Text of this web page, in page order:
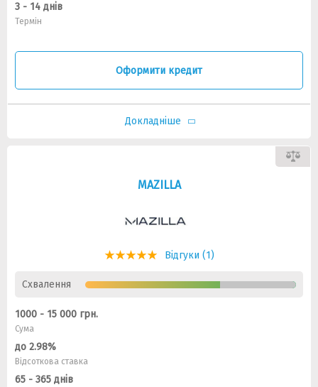
3 - 14 днів
Термін
Оформити кредит
Докладніше
MAZILLA
Відгуки (1)
Схвалення
1000 - 15 000 грн.
Сума
до 2.98%
Відсоткова ставка
65 - 365 днів